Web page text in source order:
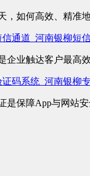
如何高效、精准地
通道_河南银柳短
业触达客户最高效
码系统_河南银柳
保障App与网站安